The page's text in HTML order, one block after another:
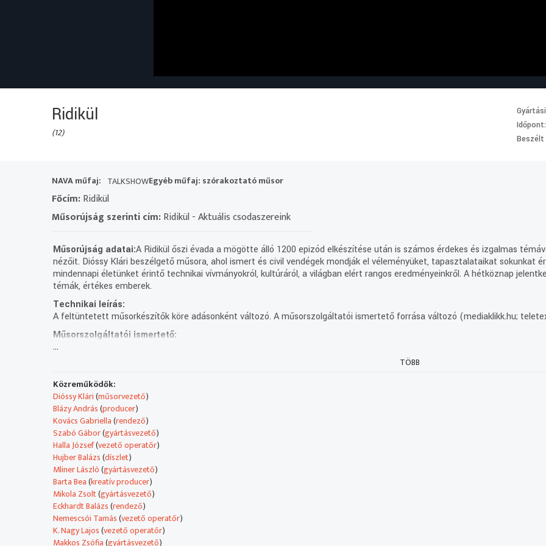
Ridikül
(12)
Időpont:
NAVA műfaj: TALKSHOWEgyéb műfaj: szórakoztató műsor
Főcím:Ridikül
Műsorújság szerinti cím:Ridikül - Aktuális csodaszereink
Műsorújság adatai:A Ridikül őszi évada a mögötte álló 1200 epizód elkészítése után is számos érdekes és izgalmas
nézőit. Dióssy Klári beszélgető műsora, ahol ismert és civil vendégek mondják el véleményüket, tapasztalataikat sokunkat
mindennapi életünket érintő technikai vívmányokról, kultúráról, a világban elért rangos eredményeinkről. A hétköznap
témák, értékes emberek.
Technikai leírás:
A feltüntetett műsorkészítők köre adásonként változó. A műsorszolgáltatói ismertető forrása változó (mediaklikk.hu;
Műsorszolgáltatói ismertető:
Mai témánk: Aktuális csodaszereink.
egyik legnépszerűbb művésze. Nagy tempóval éli az életét.
Ahhoz, hogy a színpadon, az előadásokon,
turnékon jól teljesítsen, figyelnie kell az állóképességére.
De megválogatja, hogy milyen egészség tanácsokra hallgat.
Dr. Schwab Richárd gasztroenterológus.
A gyógyítás mellett új, innovatív diagnosztikai,
és terápiás eljárások klinikai bevezetésével foglalkozik.
Jelenleg egy specializált neurológiai klinika
alapításán dolgoznak, ahol a bélflóra változásait,
és az idegrendszer betegségeinek kapcsolatát kutatják.
Dr. Mechtler László ideggyógyász, onkológus professzor,
fejfájás, és fájdalom szakértő.
A New York államban, Buffalóban működő
neuroonkológiai központ vezetője.
...
TÖBB
Közreműködők:
Dióssy Klári(műsorvezető)
Blázy András(producer)
Kovács Gabriella(rendező)
Szabó Gábor(gyártásvezető)
Halla József(vezető operatőr)
Hujber Balázs(díszlet)
Mliner László(gyártásvezető)
Barta Bea(kreatív producer)
Mikola Zsolt(gyártásvezető)
Eckhardt Balázs(rendező)
Nemescsói Tamás(vezető operatőr)
K. Nagy Lajos(vezető operatőr)
Makkos Zsófia(gyártásvezető)